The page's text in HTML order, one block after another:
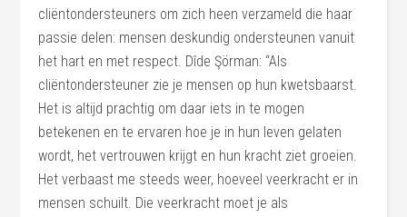
cliëntondersteuners om zich heen verzameld die haar
passie delen: mensen deskundig ondersteunen vanuit
het hart en met respect. Dîde Şörman: “Als
cliëntondersteuner zie je mensen op hun kwetsbaarst.
Het is altijd prachtig om daar iets in te mogen
betekenen en te ervaren hoe je in hun leven gelaten
wordt, het vertrouwen krijgt en hun kracht ziet groeien.
Het verbaast me steeds weer, hoeveel veerkracht er in
mensen schuilt. Die veerkracht moet je als